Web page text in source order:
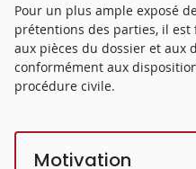
Pour un plus ample exposé
prétentions des parties, il
aux pièces du dossier et aux
conformément aux
procédure civile.
Motivation